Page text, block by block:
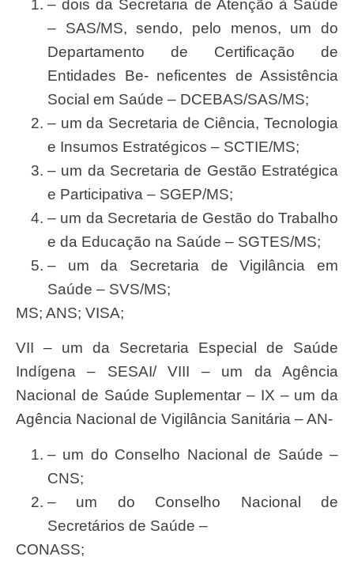
– dois da Secretaria de Atenção à Saúde
– SAS/MS, sendo, pelo menos, um do
Departamento de Certificação de
Entidades Be- neficentes de Assistência
Social em Saúde – DCEBAS/SAS/MS;
– um da Secretaria de Ciência,Tecnologia
e Insumos Estratégicos – SCTIE/MS;
– um da Secretaria de Gestão Estratégica
e Participativa – SGEP/MS;
– um da Secretaria de Gestão do Trabalho
e da Educação na Saúde – SGTES/MS;
– um da Secretaria de Vigilânciaem
Saúde – SVS/MS;
MS; ANS; VISA;
VII – um da Secretaria Especial de Saúde
Indígena – SESAI/ VIII – um da Agência
Nacional de Saúde Suplementar – IX – um da
Agência Nacional de Vigilância Sanitária – AN-
– um do Conselho Nacional de Saúde–
CNS;
– um do Conselho Nacional de
Secretários de Saúde –
CONASS;